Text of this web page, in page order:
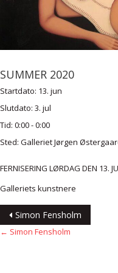
SUMMER 2020
Startdato: 13. jun
Slutdato: 3. jul
Tid: 0:00 - 0:00
Sted: Galleriet Jørgen
FERNISERING LØRDAG DEN 13.
Galleriets kunstnere
Simon Fensholm
← Simon Fensholm